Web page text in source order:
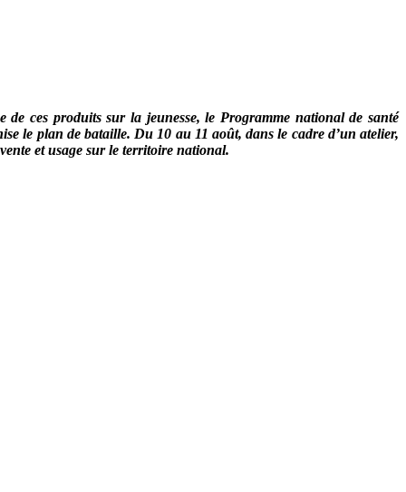
de ces produits sur la jeunesse, le Programme national de santé
le plan de bataille. Du 10 au 11 août, dans le cadre d’un atelier,
et usage sur le territoire national.